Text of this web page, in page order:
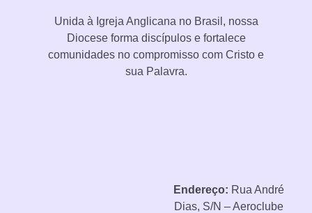
Unida à Igreja Anglicana no Brasil, nossa
Diocese forma discípulos e fortalece
comunidades no compromisso com Cristo e
sua Palavra.
Endereço: Rua André
Dias, S/N – Aeroclube